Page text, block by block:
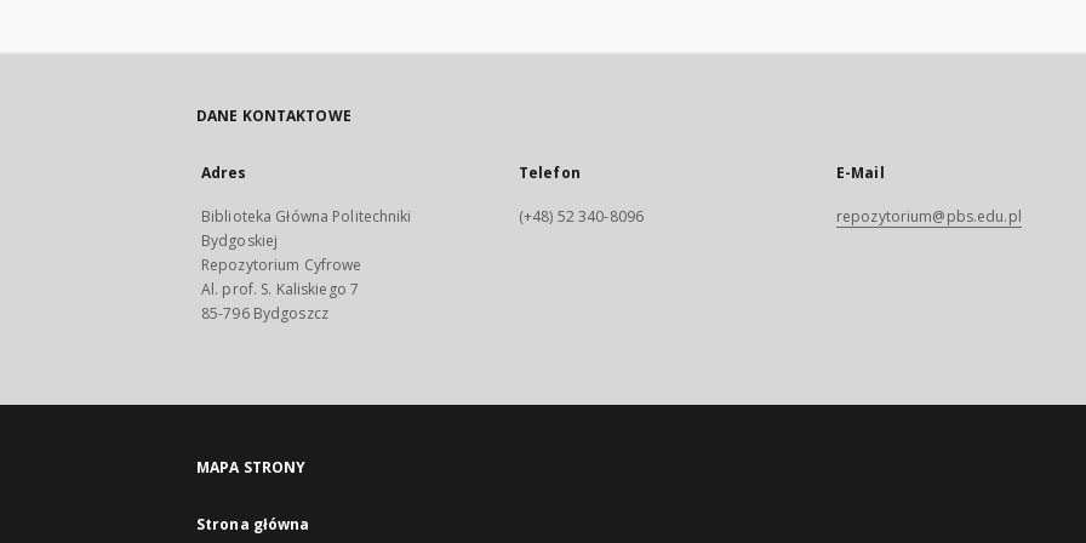
DANE KONTAKTOWE
Adres
Biblioteka Główna Politechniki
Bydgoskiej
Repozytorium Cyfrowe
Al. prof. S. Kaliskiego 7
85-796 Bydgoszcz
Telefon
(+48) 52 340-8096
E-Mail
repozytorium@pbs.edu.pl
MAPA STRONY
Strona główna